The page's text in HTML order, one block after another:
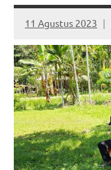
11 Agustus 2023
No
comments